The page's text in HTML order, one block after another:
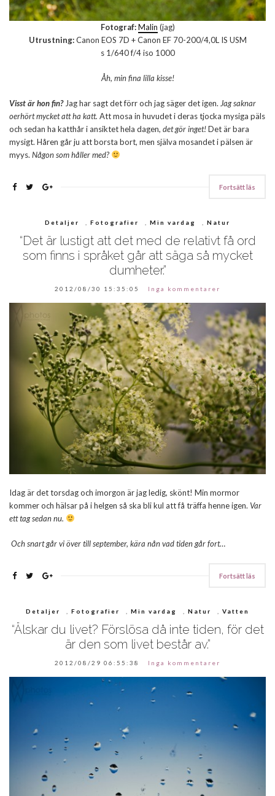
Fotograf:Malin (jag)
Utrustning:Canon EOS 7D + Canon EF 70-200/4,0L IS USM
s 1/640 f/4 iso 1000
Åh, min fina lilla kisse!
Visst är hon fin?Jag har sagt det förr och jag säger det igen. Jag saknar
oerhört mycket att ha katt. Att mosa in huvudet i deras tjocka mysiga päls
och sedan ha katthår i ansiktet hela dagen, det gör inget!Det är bara
mysigt. Håren går ju att borsta bort, men själva mosandet i pälsen är
myys. Någon som håller med?
Fortsätt läs
Detaljer Fotografier Min vardag Natur
“Det är lustigt att det med de relativt få ord
som finns i språket går att säga så mycket
dumheter.”
2012/08/30 15:35:05 Inga kommentarer
Idag är det torsdag och imorgon är jag ledig, skönt! Min mormor
kommer och hälsar på i helgen så ska bli kul att få träffa henne igen. Var
ett tag sedan nu.
Och snart går vi över till september, kära nån vad tiden går fort…
Fortsätt läs
Detaljer Fotografier Min vardag Natur Vatten
“Älskar du livet? Förslösa då inte tiden, för det
är den som livet består av.”
2012/08/29 06:55:38 Inga kommentarer